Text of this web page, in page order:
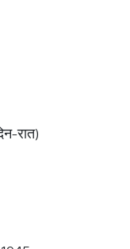
रात)